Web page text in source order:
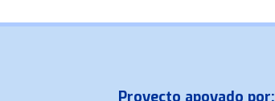
Proyecto apoyado por: